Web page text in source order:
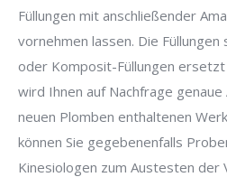
Füllungen mit anschließender
vornehmen lassen. Die
oder Komposit-Füllungen
wird Ihnen auf Nachfrage
neuen Plomben enthaltenen
können Sie gegebenenfalls
Kinesiologen zum Austesten der